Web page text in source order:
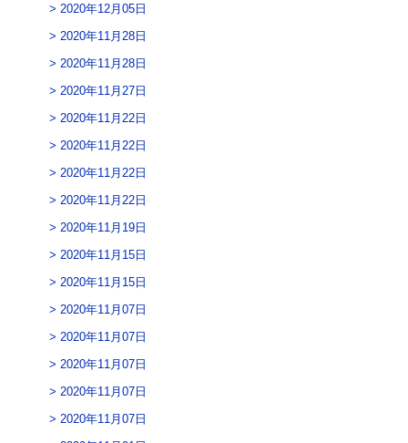
2020年12月05日
2020年11月28日
2020年11月28日
2020年11月27日
2020年11月22日
2020年11月22日
2020年11月22日
2020年11月22日
2020年11月19日
2020年11月15日
2020年11月15日
2020年11月07日
2020年11月07日
2020年11月07日
2020年11月07日
2020年11月07日